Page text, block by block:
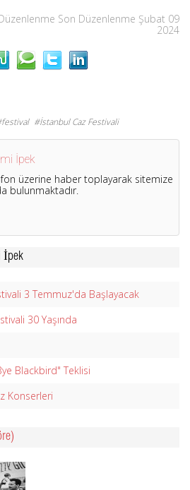
Son Düzenlenme Şubat 09
2024
festival İstanbul Caz Festivali
İpek
üzerine haber toplayarak sitemize
bulunmaktadır.
İpek
3 Temmuz'da Başlayacak
30 Yaşında
Blackbird" Teklisi
Konserleri